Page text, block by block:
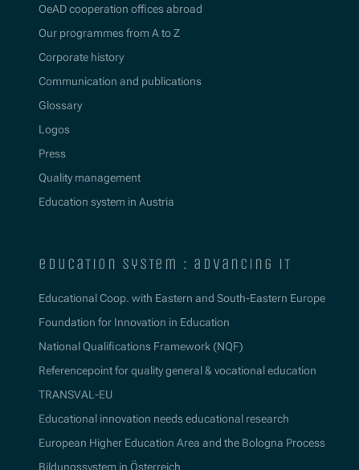
OeAD cooperation offices abroad
Our programmes from A to Z
Corporate history
Communication and publications
Glossary
Logos
Press
Quality management
Education system in Austria
education system : advancing it
Educational Coop. with Eastern and South-Eastern Europe
Foundation for Innovation in Education
National Qualifications Framework (NQF)
Referencepoint for quality general & vocational education
TRANSVAL-EU
Educational innovation needs educational research
European Higher Education Area and the Bologna Process
Bildungssystem in Österreich